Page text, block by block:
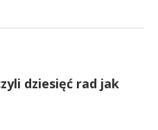
dziesięć rad jak